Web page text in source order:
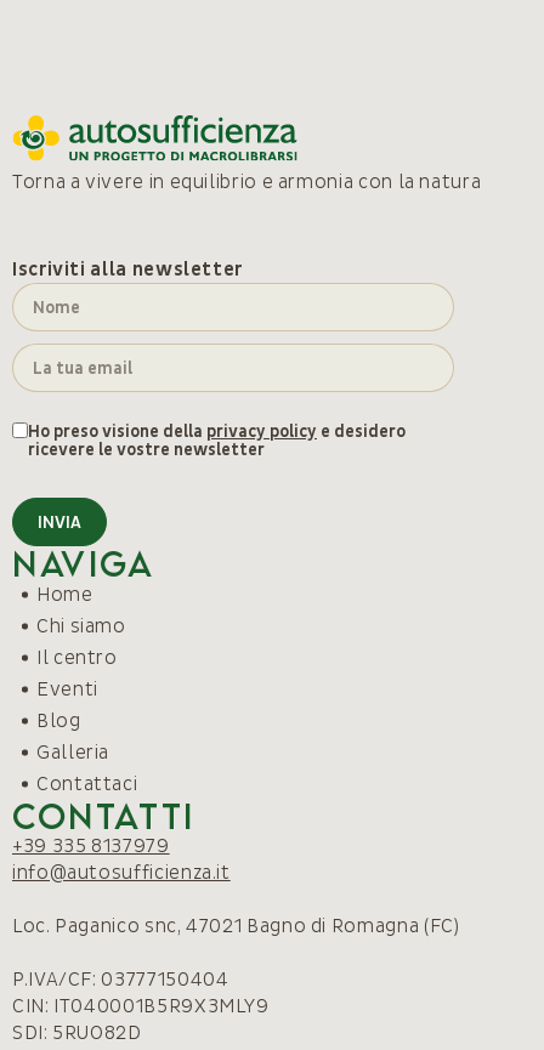
Torna a vivere in equilibrio e armonia con la natura
Iscriviti alla newsletter
Ho preso visione della privacy policy e desidero
ricevere le vostre newsletter
INVIA
Naviga
Home
Chi siamo
Il centro
Eventi
Blog
Galleria
Contattaci
Contatti
+39 335 8137979
info@autosufficienza.it
Loc. Paganico snc, 47021 Bagno di Romagna (FC)
P.IVA/CF: 03777150404
CIN: IT040001B5R9X3MLY9
SDI: 5RUO82D